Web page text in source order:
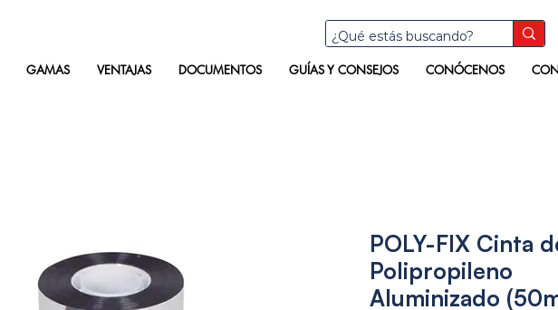
GAMAS VENTAJAS DOCUMENTOS GUÍAS Y CONSEJOS CONÓCENOS
POLY-FIX Cinta
Polipropileno
Aluminizado